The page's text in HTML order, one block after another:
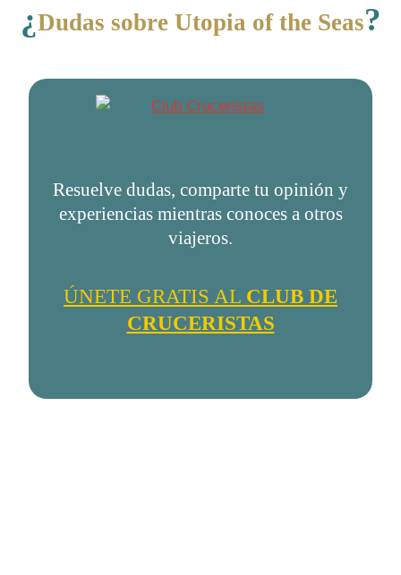
¿Dudas sobre Utopia of the Seas?
Resuelve dudas, comparte tu opinión y
experiencias mientras conoces a otros
viajeros.
ÚNETE GRATIS AL CLUB DE
CRUCERISTAS